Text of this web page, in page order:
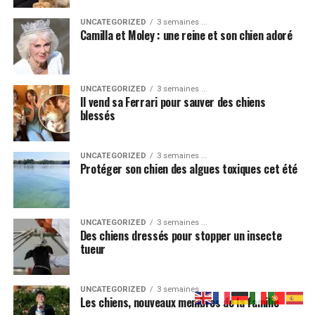
Partager
Trending
Découvrez les chiots de la
Sa localisation est idéale : à côté de pistes cyclables et
de sentiers très fréquentés, ce qui permet aux
promeneurs de s’y arrêter facilement. Un parking en
gravier est prévu juste à côté.
Un rêve devenu réalité
Ce parc représente l’aboutissement d’un projet qui a
duré plus de dix ans. Les premières idées sont nées après
un sondage auprès des habitants. Malgré les difficultés
(budget dépassé, travaux retardés par des problèmes
techniques), la ville a tenu bon. Au total, le projet a
coûté environ 460 000 dollars, financés en grande
UNCATEGORIZED 3 semaines ...
Camilla et Moley : une reine et son chien adoré
UNCATEGORIZED 3 semaines ...
Il vend sa Ferrari pour sauver des chiens
blessés
UNCATEGORIZED 3 semaines ...
Protéger son chien des algues toxiques cet été
UNCATEGORIZED 3 semaines ...
Des chiens dressés pour stopper un insecte
tueur
UNCATEGORIZED 3 semaines ...
Les chiens, nouveaux membres de la famille